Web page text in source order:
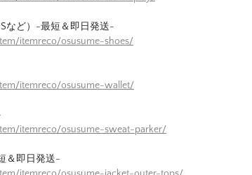
など）-最短＆即日発送-
itemreco/osusume-shoes/
itemreco/osusume-wallet/
itemreco/osusume-sweat-parker/
＆即日発送-